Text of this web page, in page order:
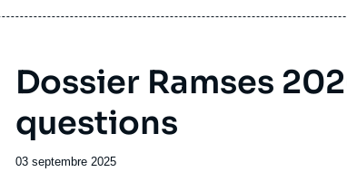
Dossier Ramses
questions
Date
03 septembre 2025